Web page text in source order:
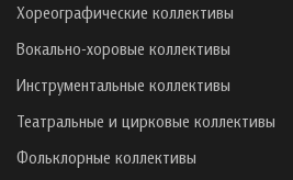
Хореографические коллективы
Вокально-хоровые коллективы
Инструментальные коллективы
Театральные и цирковые коллективы
Фольклорные коллективы